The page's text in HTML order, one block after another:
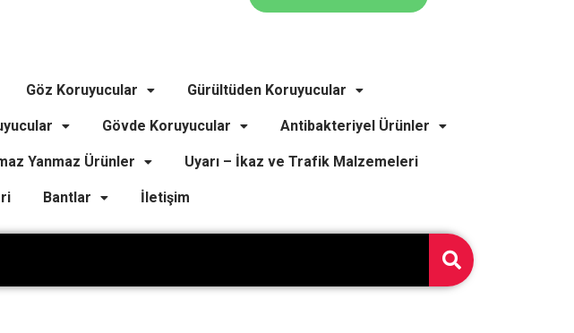
Göz Koruyucular Gürültüden Koruyucular
Gövde Koruyucular Antibakteriyel Ürünler
Yanmaz Ürünler Uyarı – İkaz ve Trafik Malzemeleri
Bantlar İletişim